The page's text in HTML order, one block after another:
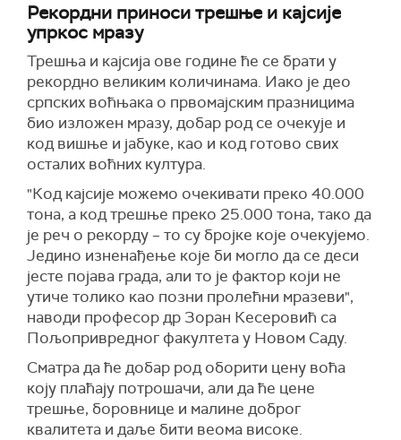
Рекордни приноси трешње и кајсије
упркос мразу
Трешња и кајсија ове године ће се брати у
рекордно великим количинама. Иако је део
српских воћњака о првомајским празницима
био изложен мразу, добар род се очекује и
код вишње и јабуке, као и код готово свих
осталих воћних култура.
"Код кајсије можемо очекивати преко 40.000
тона, а код трешње преко 25.000 тона, тако да
је реч о рекорду – то су бројке које очекујемо.
Једино изненађење које би могло да се деси
јесте појава града, али то је фактор који не
утиче толико као позни пролећни мразеви",
наводи професор др Зоран Кесеровић са
Пољопривредног факултета у Новом Саду.
Сматра да ће добар род оборити цену воћа
коју плаћају потрошачи, али да ће цене
трешње, боровнице и малине доброг
квалитета и даље бити веома високе.